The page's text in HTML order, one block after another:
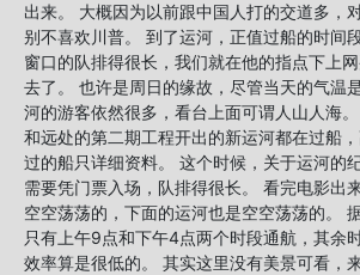
出来。 大概因为以前跟中国人打的交道多，
别不喜欢川普。 到了运河，正值过船的时间
窗口的队排得很长，我们就在他的指点下上
去了。 也许是周日的缘故，尽管当天的气温
河的游客依然很多，看台上面可谓人山人海
和远处的第二期工程开出的新运河都在过船
过的船只详细资料。 这个时候，关于运河的
需要凭门票入场，队排得很长。 看完电影出
空空荡荡的，下面的运河也是空空荡荡的。
只有上午9点和下午4点两个时段通航，其余
效率算是很低的。 其实这里没有美景可看，